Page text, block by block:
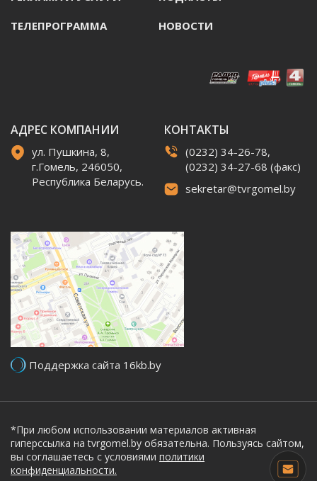
ТЕЛЕПРОГРАММА НОВОСТИ
АДРЕС КОМПАНИИ
ул. Пушкина, 8,
г.Гомель, 246050,
Республика Беларусь.
КОНТАКТЫ
(0232) 34-26-78,
(0232) 34-27-68 (факс)
sekretar@tvrgomel.by
Поддержка сайта 16kb.by
*При любом использовании материалов активная
гиперссылка на tvrgomel.by обязательна. Пользуясь сайтом,
вы соглашаетесь с условиями политики
конфиденциальности.